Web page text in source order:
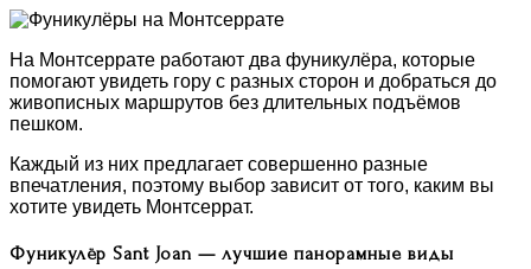
На Монтсеррате работают два фуникулёра, которые
помогают увидеть гору с разных сторон и добраться до
живописных маршрутов без длительных подъёмов
пешком.
Каждый из них предлагает совершенно разные
впечатления, поэтому выбор зависит от того, каким вы
хотите увидеть Монтсеррат.
Фуникулёр Sant Joan — лучшие панорамные виды